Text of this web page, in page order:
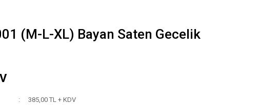
(M-L-XL) Bayan Saten Gecelik
385,00 TL + KDV